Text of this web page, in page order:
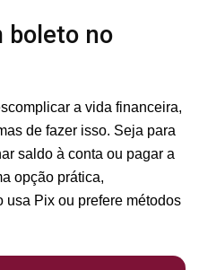
boleto no
a vida financeira,
de fazer isso. Seja para
saldo à conta ou pagar a
opção prática,
usa Pix ou prefere métodos